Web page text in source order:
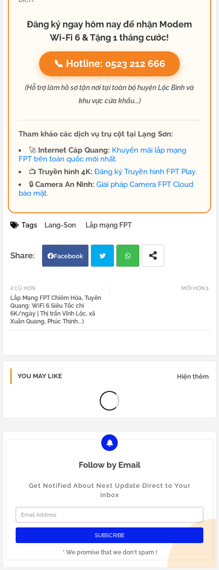
Đăng ký ngay hôm nay để nhận Modem
Wi-Fi 6 & Tặng 1 tháng cước!
📞 Hotline: 0523 212 666
(Hỗ trợ làm hồ sơ tận nơi tại toàn bộ huyện Lộc Bình và
khu vực cửa khẩu...)
Tham khảo các dịch vụ trụ cột tại Lạng Sơn:
🚀 Internet Cáp Quang: Khuyến mãi lắp mạng
FPT trên toàn quốc mới nhất.
📺 Truyền hình 4K: Đăng ký Truyền hình FPT Play.
🔒 Camera An Ninh: Giải pháp Camera FPT Cloud
bảo mật.
Tags Lang-Son Lắp mạng FPT
Facebook
tter
MỚI HƠN
CŨ HƠN
Lắp Mạng FPT Chiêm Hóa, Tuyên
Quang: WiFi 6 Siêu Tốc chỉ
6K/ngày | Thị trấn Vĩnh Lộc, xã
Xuân Quang, Phúc Thịnh...)
YOU MAY LIKE Hiện thêm
Follow by Email
Get Notified About Next Update Direct to Your
inbox
* We promise that we don't spam !